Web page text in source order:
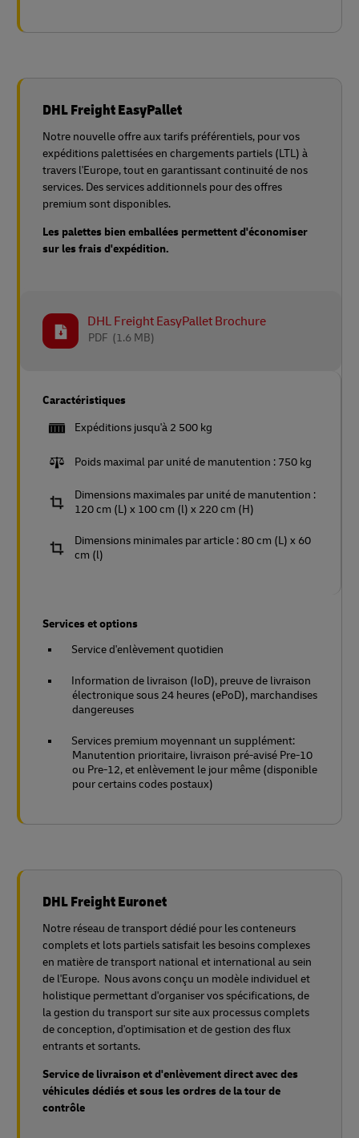
DHL Freight EasyPallet
Notre nouvelle offre aux tarifs préférentiels, pour vos
expéditions palettisées en chargements partiels (LTL) à
travers l'Europe, tout en garantissant continuité de nos
services. Des services additionnels pour des offres
premium sont disponibles.
Les palettes bien emballées permettent d'économiser
sur les frais d'expédition.
DHL Freight EasyPallet Brochure
(1.6 MB)
PDF
Caractéristiques
Expéditions jusqu'à 2 500 kg
Poids maximal par unité de manutention : 750 kg
Dimensions maximales par unité de manutention :
120 cm (L) x 100 cm (l) x 220 cm (H)
Dimensions minimales par article : 80 cm (L) x 60
cm (l)
Services et options
Service d'enlèvement quotidien
Information de livraison (IoD), preuve de livraison
électronique sous 24 heures (ePoD), marchandises
dangereuses
Services premium moyennant un supplément:
Manutention prioritaire, livraison pré-avisé Pre-10
ou Pre-12, et enlèvement le jour même (disponible
pour certains codes postaux)
DHL Freight Euronet
Notre réseau de transport dédié pour les conteneurs
complets et lots partiels satisfait les besoins complexes
en matière de transport national et international au sein
de l'Europe. Nous avons conçu un modèle individuel et
holistique permettant d'organiser vos spécifications, de
la gestion du transport sur site aux processus complets
de conception, d'optimisation et de gestion des flux
entrants et sortants.
Service de livraison et d'enlèvement direct avec des
véhicules dédiés et sous les ordres de la tour de
contrôle